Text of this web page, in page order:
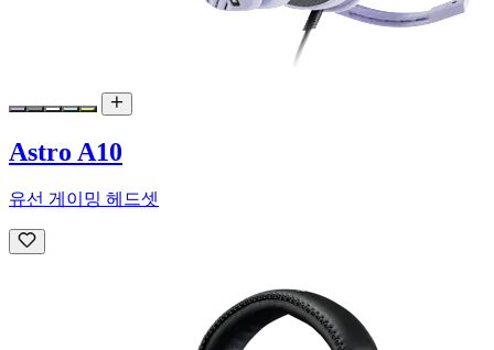
Astro A10
유선 게이밍 헤드셋